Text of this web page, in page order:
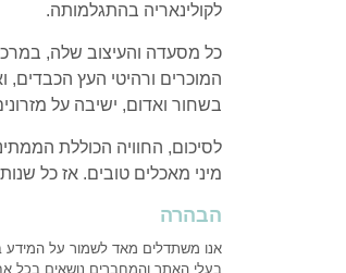
לקולינאריה בהתגלמותה.
כל מסעדה והעיצוב שלה, במרכז
המוכרים ורהיטי העץ הכבדים,
בשחור ואדום, ישיבה על
לסיכום, החוויה הכוללת
מיני מאכלים טובים. אז כל
הבהרה
אנו משתדלים מאד לשמור על המידע
בעלי האתר והמחברים נושאים בכל